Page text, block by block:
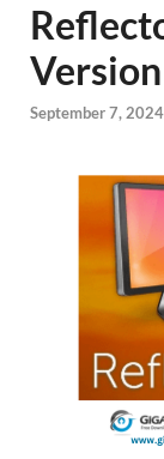
September 7, 2024